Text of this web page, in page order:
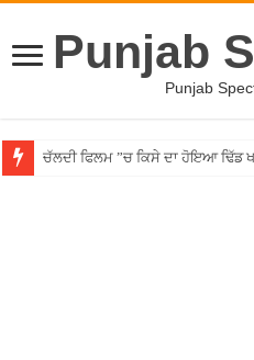
Punjab
Punjab
ਚੱਲਦੀ ਫਿਲਮ ”ਚ ਕਿਸੇ ਦਾ ਹੋਇਆ ਢਿੱਡ
Punjab ”ਚ ਵੱਡੀ ਵਾਰਦਾਤ! ਰਾਹ ”ਚ